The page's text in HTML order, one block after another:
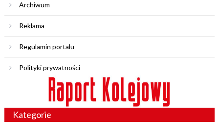
Archiwum
Reklama
Regulamin portalu
Polityki prywatności
Kategorie